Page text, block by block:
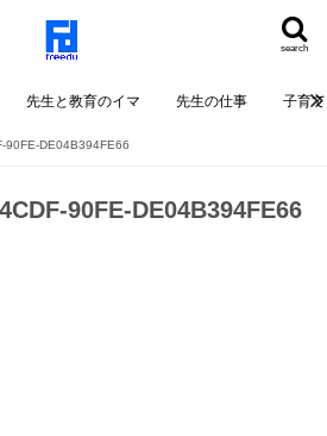
search
先生と教育のイマ 先生の仕事 子育て
90FE-DE04B394FE66
90FE-DE04B394FE66